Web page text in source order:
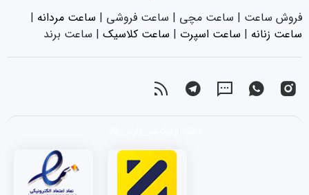
فروش ساعت | ساعت مچی | ساعت فروشی | ساعت مردانه |
ساعت زنانه |‌ ساعت اسپرت |‌ ساعت کلاسیک | ساعت برند